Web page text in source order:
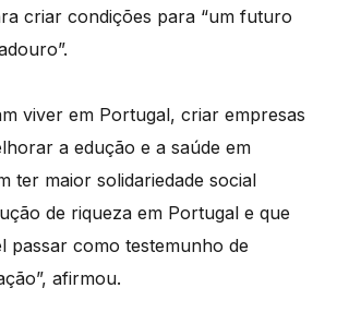
criar condições para “um futuro
viver em Portugal, criar empresas
a edução e a saúde em
ter maior solidariedade social
de riqueza em Portugal e que
passar como testemunho de
afirmou.